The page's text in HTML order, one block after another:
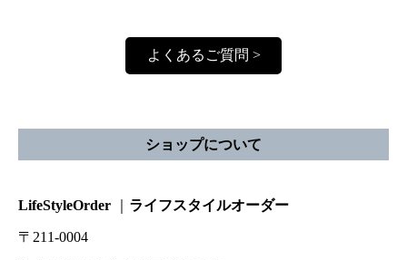
よくあるご質問 >
ショップについて
LifeStyleOrder ライフスタイルオーダー
〒211-0004